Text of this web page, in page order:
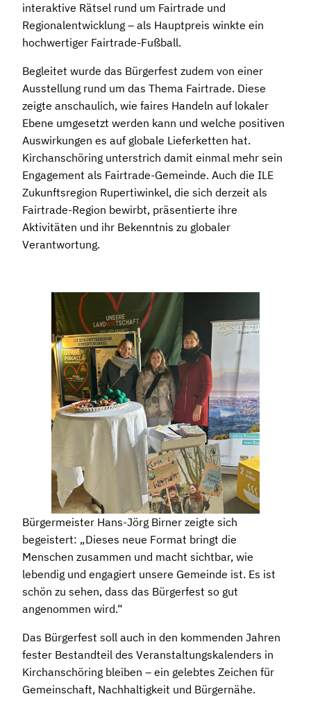
interaktive Rätsel rund um Fairtrade und
Regionalentwicklung – als Hauptpreis winkte ein
hochwertiger Fairtrade-Fußball.
Begleitet wurde das Bürgerfest zudem von einer
Ausstellung rund um das Thema Fairtrade. Diese
zeigte anschaulich, wie faires Handeln auf lokaler
Ebene umgesetzt werden kann und welche positiven
Auswirkungen es auf globale Lieferketten hat.
Kirchanschöring unterstrich damit einmal mehr sein
Engagement als Fairtrade-Gemeinde. Auch die ILE
Zukunftsregion Rupertiwinkel, die sich derzeit als
Fairtrade-Region bewirbt, präsentierte ihre
Aktivitäten und ihr Bekenntnis zu globaler
Verantwortung.
Bürgermeister Hans-Jörg Birner zeigte sich
begeistert: „Dieses neue Format bringt die
Menschen zusammen und macht sichtbar, wie
lebendig und engagiert unsere Gemeinde ist. Es ist
schön zu sehen, dass das Bürgerfest so gut
angenommen wird.“
Das Bürgerfest soll auch in den kommenden Jahren
fester Bestandteil des Veranstaltungskalenders in
Kirchanschöring bleiben – ein gelebtes Zeichen für
Gemeinschaft, Nachhaltigkeit und Bürgernähe.